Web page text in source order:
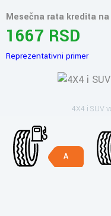
Mesečna rata kredita
1667 RSD
Reprezentativni primer
4X4 i SUV
A